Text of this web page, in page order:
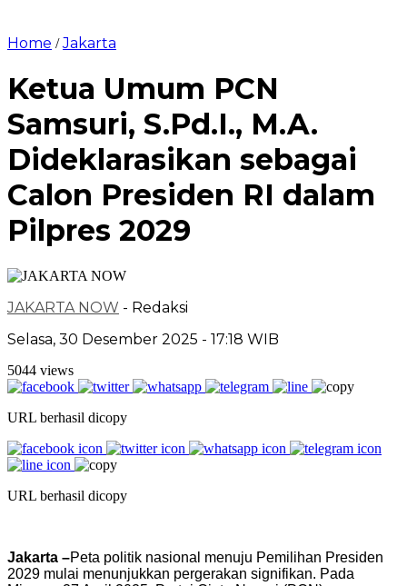
Home /Jakarta
Ketua Umum PCN
Samsuri, S.Pd.I., M.A.
Dideklarasikan sebagai
Calon Presiden RI dalam
Pilpres 2029
JAKARTA NOW - Redaksi
Selasa, 30 Desember 2025 - 17:18 WIB
5044 views
URL berhasil dicopy
URL berhasil dicopy
Jakarta –Peta politik nasional menuju Pemilihan Presiden
2029 mulai menunjukkan pergerakan signifikan. Pada